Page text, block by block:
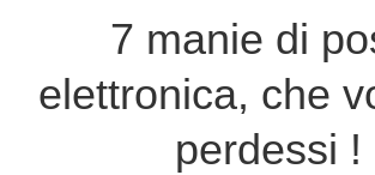
7 manie di
elettronica, che
perdessi !